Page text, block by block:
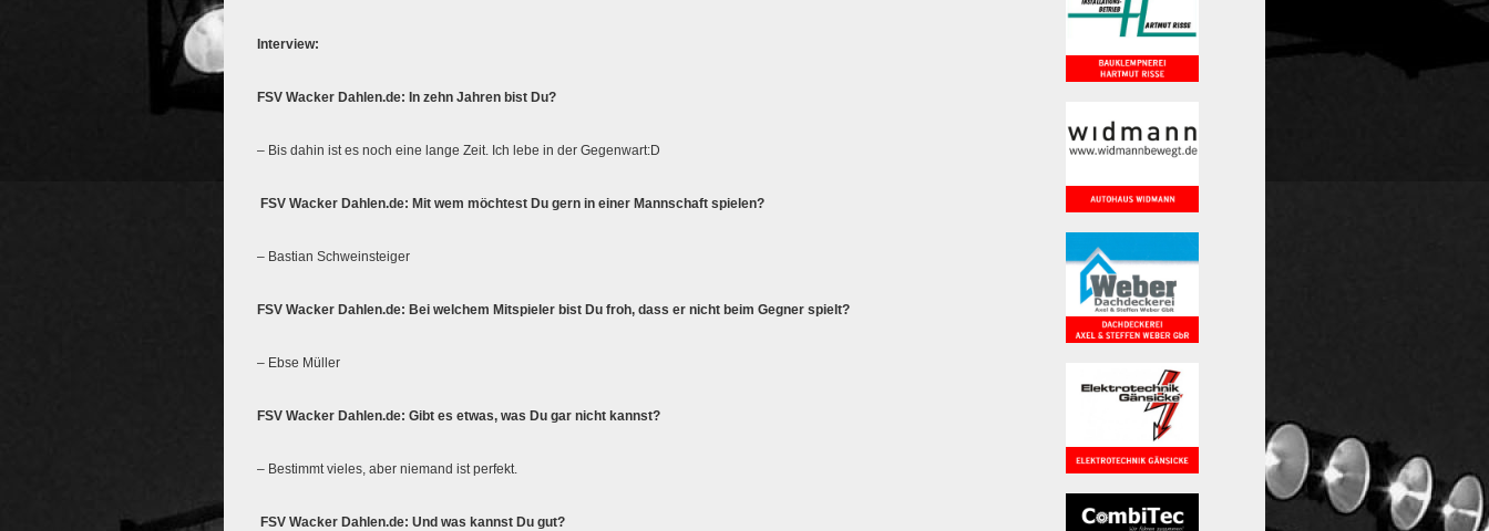
Interview:
FSV Wacker Dahlen.de: In zehn Jahren bist Du?
– Bis dahin ist es noch eine lange Zeit. Ich lebe in der Gegenwart:D
FSV Wacker Dahlen.de: Mit wem möchtest Du gern in einer Mannschaft spielen?
– Bastian Schweinsteiger
FSV Wacker Dahlen.de: Bei welchem Mitspieler bist Du froh, dass er nicht beim Gegner spielt?
– Ebse Müller
FSV Wacker Dahlen.de: Gibt es etwas, was Du gar nicht kannst?
– Bestimmt vieles, aber niemand ist perfekt.
FSV Wacker Dahlen.de: Und was kannst Du gut?